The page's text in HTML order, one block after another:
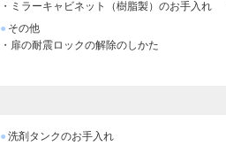
・ミラーキャビネット（樹脂製）のお手入れ
● その他
・扉の耐震ロックの解除のしかた
● 洗剤タンクのお手入れ